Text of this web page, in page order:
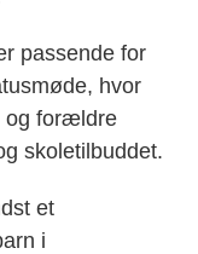
passende for
hvor
og forældre
skoletilbuddet.
et
i